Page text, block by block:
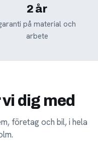
2 år
på material och
arbete
dig med
företag och bil, i hela